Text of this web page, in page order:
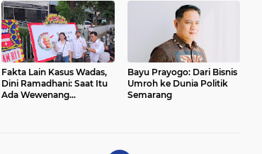
Fakta Lain Kasus Wadas,
Dini Ramadhani: Saat Itu
Ada Wewenang
Bayu Prayogo: Dari Bisnis
Umroh ke Dunia Politik
Semarang